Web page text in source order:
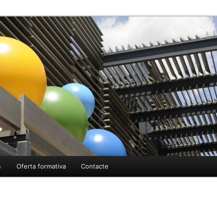
Oferta formativa Contacte